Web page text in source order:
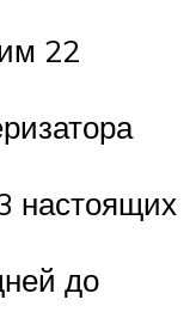
22
настоящих
до